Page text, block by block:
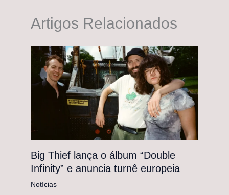
Artigos Relacionados
Big Thief lança o álbum “Double
Infinity” e anuncia turnê europeia
Notícias